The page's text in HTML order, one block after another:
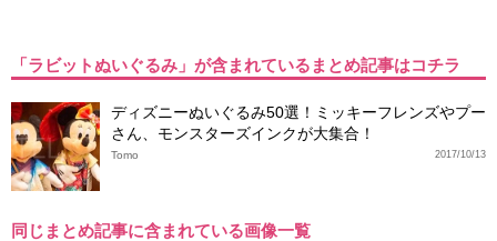
「ラビットぬいぐるみ」が含まれているまとめ記事はコチラ
ディズニーぬいぐるみ50選！ミッキーフレンズやプー
さん、モンスターズインクが大集合！
2017/10/13
Tomo
同じまとめ記事に含まれている画像一覧